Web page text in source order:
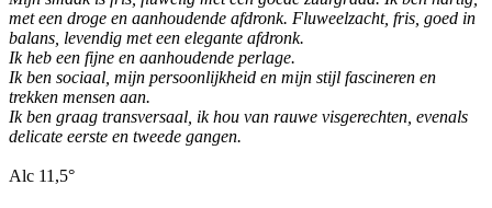
met een droge en aanhoudende afdronk. Fluweelzacht, fris, goed in
balans, levendig met een elegante afdronk.
Ik heb een fijne en aanhoudende perlage.
Ik ben sociaal, mijn persoonlijkheid en mijn stijl fascineren en
trekken mensen aan.
Ik ben graag transversaal, ik hou van rauwe visgerechten, evenals
delicate eerste en tweede gangen.
Alc 11,5°